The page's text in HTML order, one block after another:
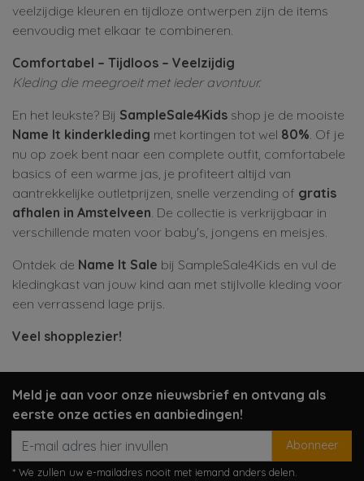
veelzijdige kleuren en tijdloze ontwerpen zijn de items
eenvoudig met elkaar te combineren.
Comfortabel – Tijdloos – Veelzijdig
Kleding die meegroeit met ieder avontuur.
En het leukste? Bij SampleSale4Kids shop je de mooiste
Name It kinderkleding met kortingen tot wel 80% . Of je
nu op zoek bent naar een complete outfit, comfortabele
basics of een warme jas, je profiteert altijd van
aantrekkelijke outletprijzen, snelle verzending of gratis
afhalen in Amstelveen . De collectie is verkrijgbaar in
verschillende maten voor baby's, jongens en meisjes.
Ontdek de Name It Sale bij SampleSale4Kids en vul de
kledingkast van jouw kind aan met stijlvolle kleding voor
een verrassend lage prijs.
Veel shopplezier!
Meld je aan voor onze nieuwsbrief en ontvang als
eerste onze acties en aanbiedingen!
Abonneer
* We zullen uw e-mailadres nooit met iemand anders delen.